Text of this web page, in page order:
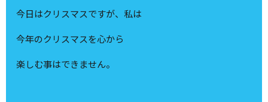
今日はクリスマスですが、私は
今年のクリスマスを心から
楽しむ事はできません。